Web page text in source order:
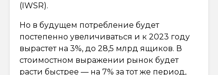
(IWSR).
Но в будущем потребление будет
постепенно увеличиваться и к 2023 году
вырастет на 3%, до 28,5 млрд ящиков. В
стоимостном выражении рынок будет
расти быстрее — на 7% за тот же период,